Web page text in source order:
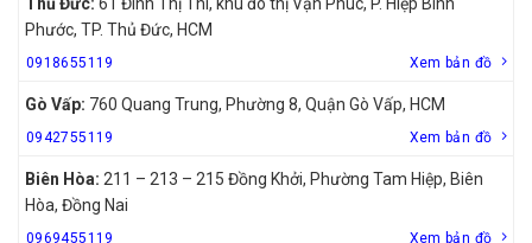
Phước, TP. Thủ Đức, HCM
0918655119 Xem bản đồ
Gò Vấp: 760 Quang Trung, Phường 8, Quận Gò Vấp, HCM
0942755119 Xem bản đồ
Biên Hòa: 211 – 213 – 215 Đồng Khởi, Phường Tam Hiệp, Biên
Hòa, Đồng Nai
0969455119 Xem bản đồ